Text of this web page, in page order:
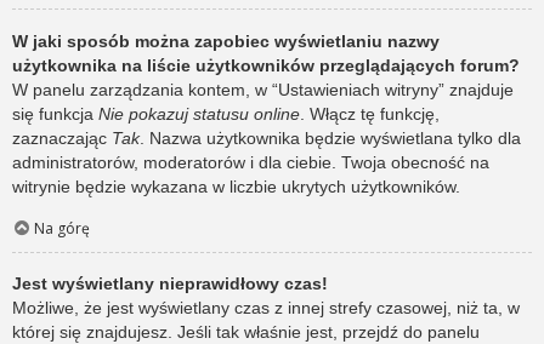
W jaki sposób można zapobiec wyświetlaniu nazwy
użytkownika na liście użytkowników przeglądających forum?
W panelu zarządzania kontem, w “Ustawieniach witryny” znajduje
się funkcja Nie pokazuj statusu online . Włącz tę funkcję,
zaznaczając Tak. Nazwa użytkownika będzie wyświetlana tylko dla
administratorów, moderatorów i dla ciebie. Twoja obecność na
witrynie będzie wykazana w liczbie ukrytych użytkowników.
Na górę
Jest wyświetlany nieprawidłowy czas!
Możliwe, że jest wyświetlany czas z innej strefy czasowej, niż ta, w
której się znajdujesz. Jeśli tak właśnie jest, przejdź do panelu